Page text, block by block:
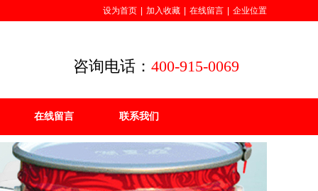
咨询电话： 400-915-0069
设为首页 加入收藏 在线留言 企业位置
在线留言 联系我们